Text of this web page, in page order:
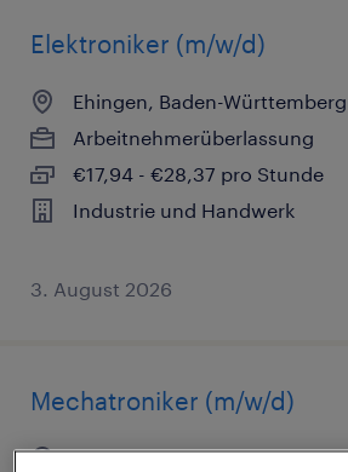
Elektroniker (m/w/d)
Ehingen, Baden-Württemberg
Arbeitnehmerüberlassung
€17,94 - €28,37 pro Stunde
Industrie und Handwerk
3. August 2026
Mechatroniker (m/w/d)
Ehingen, Baden-Württemberg